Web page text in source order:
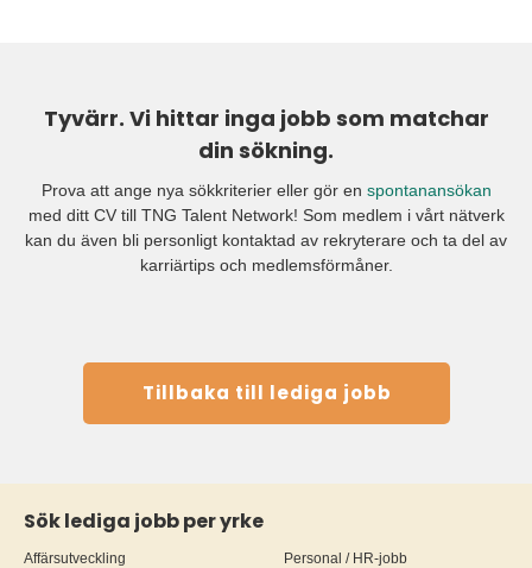
Tyvärr. Vi hittar inga jobb som matchar
din sökning.
Prova att ange nya sökkriterier eller gör en spontanansökan
med ditt CV till TNG Talent Network! Som medlem i vårt nätverk
kan du även bli personligt kontaktad av rekryterare och ta del av
karriärtips och medlemsförmåner.
Tillbaka till lediga jobb
Sök lediga jobb per yrke
Affärsutveckling
Personal / HR-jobb